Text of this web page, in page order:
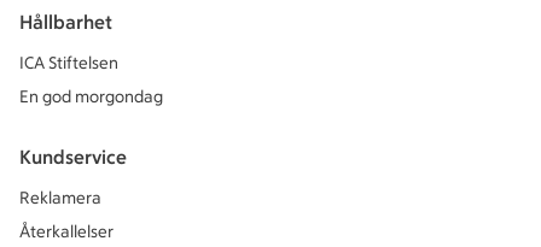
Hållbarhet
ICA Stiftelsen
En god morgondag
Kundservice
Reklamera
Återkallelser